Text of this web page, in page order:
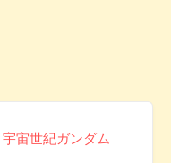
宇宙世紀ガンダム